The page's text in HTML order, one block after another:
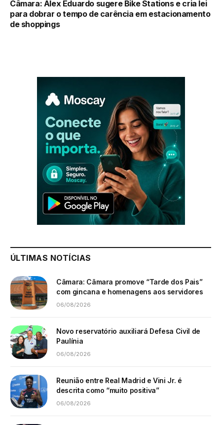
Câmara: Alex Eduardo sugere Bike Stations e cria lei
para dobrar o tempo de carência em estacionamento
de shoppings
ÚLTIMAS NOTÍCIAS
Câmara: Câmara promove “Tarde dos Pais”
com gincana e homenagens aos servidores
06/08/2026
Novo reservatório auxiliará Defesa Civil de
Paulínia
06/08/2026
Reunião entre Real Madrid e Vini Jr. é
descrita como “muito positiva”
06/08/2026